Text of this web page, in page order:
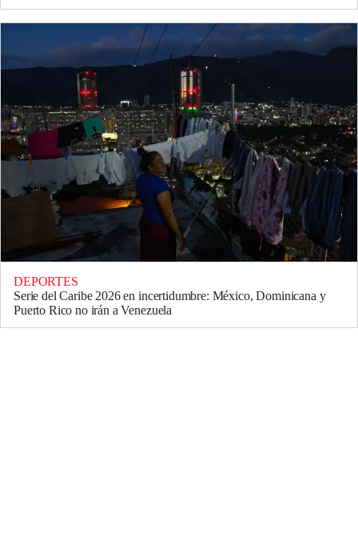
DEPORTES
Serie del Caribe 2026 en incertidumbre: México, Dominicana y
Puerto Rico no irán a Venezuela